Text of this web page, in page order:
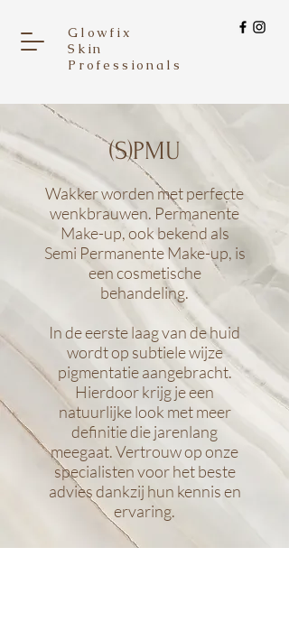
Glowfix
Skin
Professionals
(S)PMU
Wakker worden met perfecte
wenkbrauwen. Permanente
Make-up, ook bekend als
Semi Permanente Make-up, is
een cosmetische
behandeling.
In de eerste laag van de huid
wordt op subtiele wijze
pigmentatie aangebracht.
Hierdoor krijg je een
natuurlijke look met meer
definitie die jarenlang
meegaat. Vertrouw op onze
specialisten voor het beste
advies dankzij hun kennis en
ervaring.